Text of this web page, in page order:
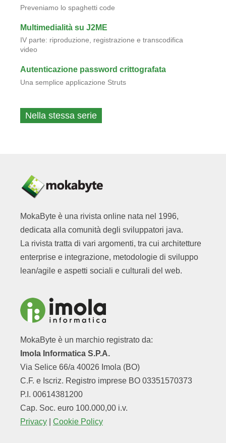
MokaByte è un marchio registrato da:
Imola Informatica S.P.A.
Via Selice 66/a 40026 Imola (BO)
C.F. e Iscriz. Registro imprese BO 03351570373
P.I. 00614381200
Cap. Soc. euro 100.000,00 i.v.
scrivendo a